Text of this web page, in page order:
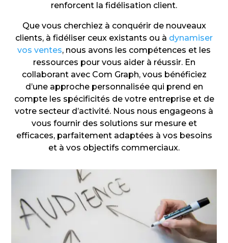
renforcent la fidélisation client.
Que vous cherchiez à conquérir de nouveaux
clients, à fidéliser ceux existants ou à dynamiser
vos ventes, nous avons les compétences et les
ressources pour vous aider à réussir. En
collaborant avec Com Graph, vous bénéficiez
d’une approche personnalisée qui prend en
compte les spécificités de votre entreprise et de
votre secteur d’activité. Nous nous engageons à
vous fournir des solutions sur mesure et
efficaces, parfaitement adaptées à vos besoins
et à vos objectifs commerciaux.